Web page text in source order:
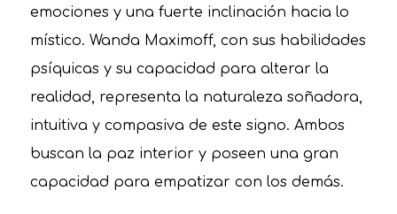
emociones y una fuerte inclinación hacia lo
místico. Wanda Maximoff, con sus habilidades
psíquicas y su capacidad para alterar la
realidad, representa la naturaleza soñadora,
intuitiva y compasiva de este signo. Ambos
buscan la paz interior y poseen una gran
capacidad para empatizar con los demás.